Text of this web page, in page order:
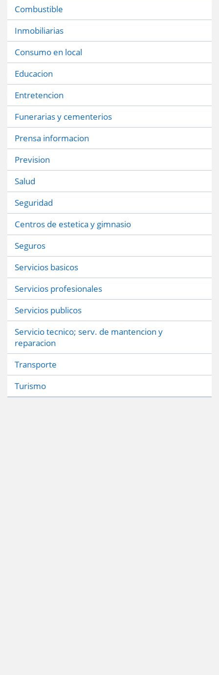
Combustible
Inmobiliarias
Consumo en local
Educacion
Entretencion
Funerarias y cementerios
Prensa informacion
Prevision
Salud
Seguridad
Centros de estetica y gimnasio
Seguros
Servicios basicos
Servicios profesionales
Servicios publicos
Servicio tecnico; serv. de mantencion y
reparacion
Transporte
Turismo